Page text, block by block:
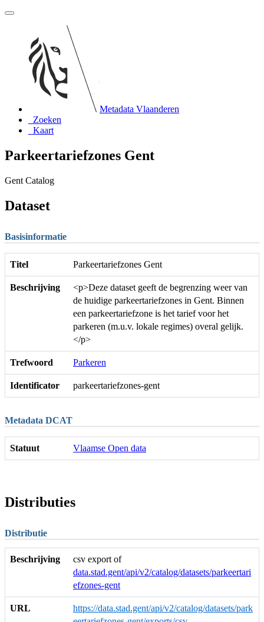
Metadata Vlaanderen
Zoeken
Kaart
Parkeertariefzones Gent
Gent Catalog
Dataset
Basisinformatie
Titel Parkeertariefzones Gent
Beschrijving
<p>Deze dataset geeft de begrenzing weer van
de huidige parkeertariefzones in Gent. Binnen
een parkeertariefzone is het tarief voor het
parkeren (m.u.v. lokale regimes) overal gelijk.
</p>
Trefwoord Parkeren
Identificator parkeertariefzones-gent
Metadata DCAT
Statuut Vlaamse Open data
Distributies
Distributie
Beschrijving
csv export of
data.stad.gent/api/v2/catalog/datasets/parkeertari
efzones-gent
URL
https://data.stad.gent/api/v2/catalog/datasets/park